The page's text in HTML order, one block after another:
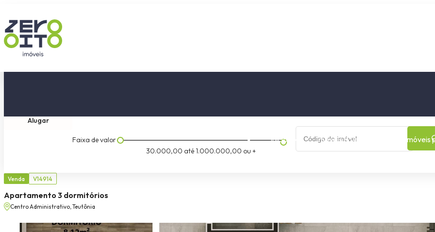
Início Imóveis a Venda Imóveis
Alugar
Faixa de valor
30.000,00 até1.000.000,00 ou +
Venda V14914
Apartamento 3 dormitórios
Centro Administrativo, Teutônia